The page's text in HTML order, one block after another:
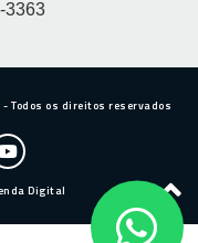
3363
- Todos os direitos reservados
Digital